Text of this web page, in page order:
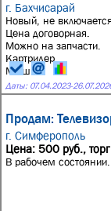
г. Бахчисарай
Новый, не включается.
Цена договорная.
Можно на запчасти.
Картридер
Мышка.
Даты: 07.04.2023-
Продам:
г. Симферополь
Цена: 500 руб., торг
В рабочем состоянии.